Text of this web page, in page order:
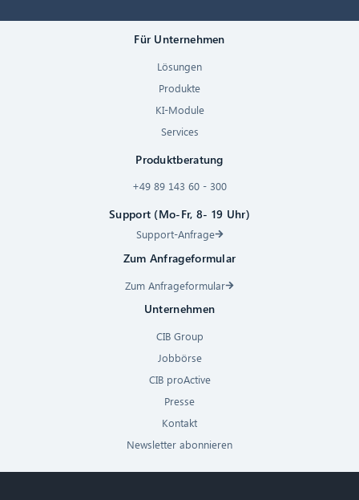
Für Unternehmen
Lösungen
Produkte
KI-Module
Services
Produktberatung
+49 89 143 60 - 300
Support (Mo-Fr, 8- 19 Uhr)
Support-Anfrage
Zum Anfrageformular
Zum Anfrageformular
Unternehmen
CIB Group
Jobbörse
CIB proActive
Presse
Kontakt
Newsletter abonnieren